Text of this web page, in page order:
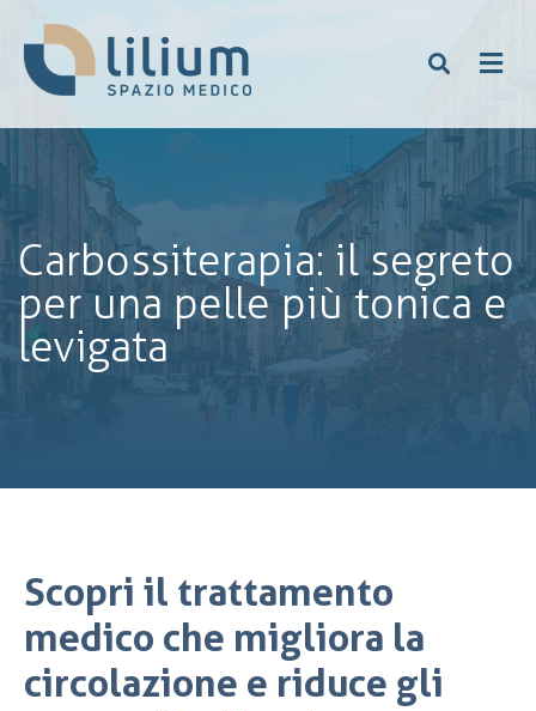
Carbossiterapia: il segreto
per una pelle più tonica e
levigata
Scopri il trattamento
medico che migliora la
circolazione e riduce gli